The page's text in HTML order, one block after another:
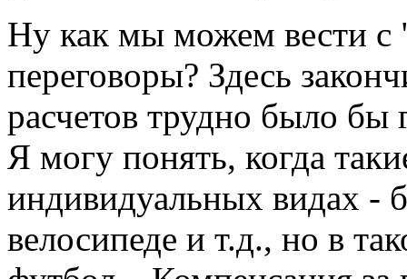
Ну как мы можем вести
переговоры? Здесь
расчетов трудно было бы
Я могу понять, когда
индивидуальных видах -
велосипеде и т.д., но в